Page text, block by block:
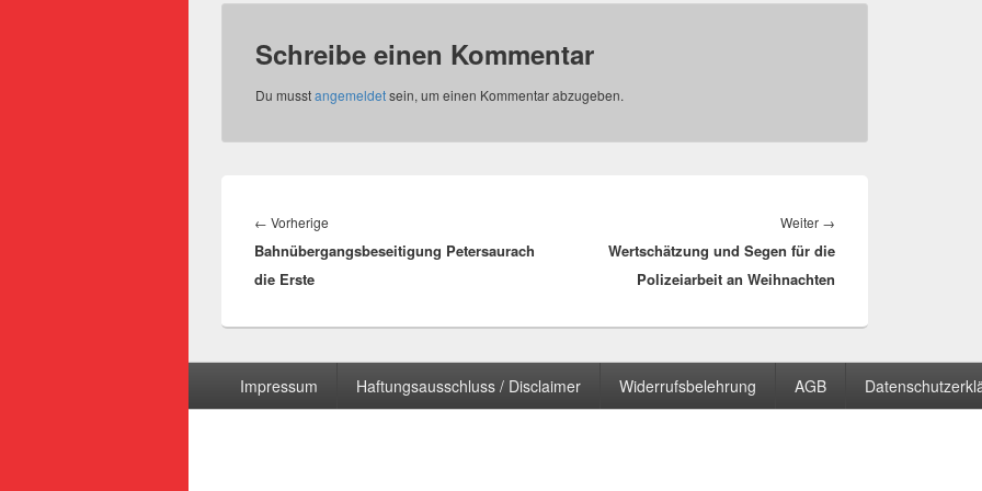
Schreibe einen Kommentar
Du musstangemeldetsein, um einen Kommentar abzugeben.
← Vorherige
Beitrag:
Bahnübergangsbeseitigung Petersaurach
die Erste
Weiter →
Beitrag:
Wertschätzung und Segen für die
Polizeiarbeit an Weihnachten
Impressum Haftungsausschluss / Disclaimer Widerrufsbelehrung AGB